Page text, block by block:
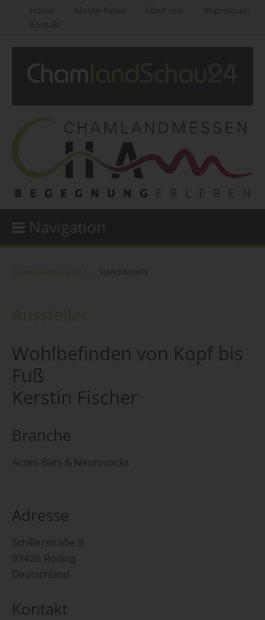
Navigation
Standdetails
Wohlbefinden von Kopf bis
Fuß
Kerstin Fischer
Branche
Acces-Bars & Neurosocks
Adresse
Schillerstraße 9
93426 Roding
Deutschland
Kontakt